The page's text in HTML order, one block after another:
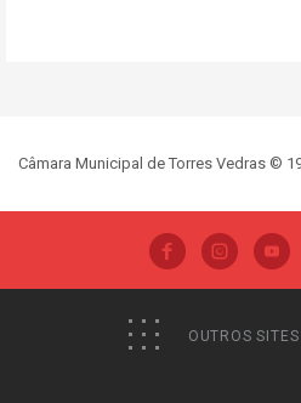
Câmara Municipal de Torres Vedras ©
OUTROS